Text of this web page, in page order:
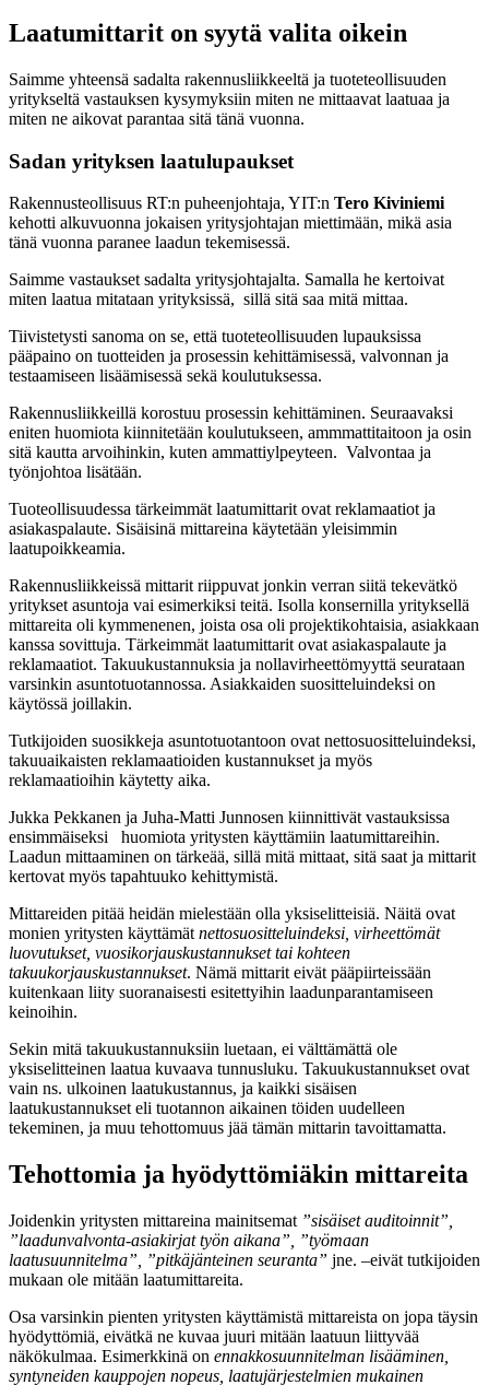
Laatumittarit on syytä valita oikein
Saimme yhteensä sadalta rakennusliikkeeltä ja tuoteteollisuuden
yritykseltä vastauksen kysymyksiin miten ne mittaavat laatuaa ja
miten ne aikovat parantaa sitä tänä vuonna.
Sadan yrityksen laatulupaukset
Rakennusteollisuus RT:n puheenjohtaja, YIT:n Tero Kiviniemi
kehotti alkuvuonna jokaisen yritysjohtajan miettimään, mikä asia
tänä vuonna paranee laadun tekemisessä.
Saimme vastaukset sadalta yritysjohtajalta. Samalla he kertoivat
miten laatua mitataan yrityksissä, sillä sitä saa mitä mittaa.
Tiivistetysti sanoma on se, että tuoteteollisuuden lupauksissa
pääpaino on tuotteiden ja prosessin kehittämisessä, valvonnan ja
testaamiseen lisäämisessä sekä koulutuksessa.
Rakennusliikkeillä korostuu prosessin kehittäminen. Seuraavaksi
eniten huomiota kiinnitetään koulutukseen, ammmattitaitoon ja osin
sitä kautta arvoihinkin, kuten ammattiylpeyteen. Valvontaa ja
työnjohtoa lisätään.
Tuoteollisuudessa tärkeimmät laatumittarit ovat reklamaatiot ja
asiakaspalaute. Sisäisinä mittareina käytetään yleisimmin
laatupoikkeamia.
Rakennusliikkeissä mittarit riippuvat jonkin verran siitä tekevätkö
yritykset asuntoja vai esimerkiksi teitä. Isolla konsernilla yrityksellä
mittareita oli kymmenenen, joista osa oli projektikohtaisia, asiakkaan
kanssa sovittuja. Tärkeimmät laatumittarit ovat asiakaspalaute ja
reklamaatiot. Takuukustannuksia ja nollavirheettömyyttä seurataan
varsinkin asuntotuotannossa. Asiakkaiden suositteluindeksi on
käytössä joillakin.
Tutkijoiden suosikkeja asuntotuotantoon ovat nettosuositteluindeksi,
takuuaikaisten reklamaatioiden kustannukset ja myös
reklamaatioihin käytetty aika.
Jukka Pekkanen ja Juha-Matti Junnosen kiinnittivät vastauksissa
ensimmäiseksi huomiota yritysten käyttämiin laatumittareihin.
Laadun mittaaminen on tärkeää, sillä mitä mittaat, sitä saat ja mittarit
kertovat myös tapahtuuko kehittymistä.
Mittareiden pitää heidän mielestään olla yksiselitteisiä. Näitä ovat
monien yritysten käyttämät nettosuositteluindeksi, virheettömät
luovutukset, vuosikorjauskustannukset tai kohteen
takuukorjauskustannukset. Nämä mittarit eivät pääpiirteissään
kuitenkaan liity suoranaisesti esitettyihin laadunparantamiseen
keinoihin.
Sekin mitä takuukustannuksiin luetaan, ei välttämättä ole
yksiselitteinen laatua kuvaava tunnusluku. Takuukustannukset ovat
vain ns. ulkoinen laatukustannus, ja kaikki sisäisen
laatukustannukset eli tuotannon aikainen töiden uudelleen
tekeminen, ja muu tehottomuus jää tämän mittarin tavoittamatta.
Tehottomia ja hyödyttömiäkin mittareita
Joidenkin yritysten mittareina mainitsemat ”sisäiset auditoinnit”,
”laadunvalvonta-asiakirjat työn aikana”, ”työmaan
laatusuunnitelma”, ”pitkäjänteinen seuranta” jne. –eivät tutkijoiden
mukaan ole mitään laatumittareita.
Osa varsinkin pienten yritysten käyttämistä mittareista on jopa täysin
hyödyttömiä, eivätkä ne kuvaa juuri mitään laatuun liittyvää
näkökulmaa. Esimerkkinä on ennakkosuunnitelman lisääminen,
syntyneiden kauppojen nopeus, laatujärjestelmien mukainen